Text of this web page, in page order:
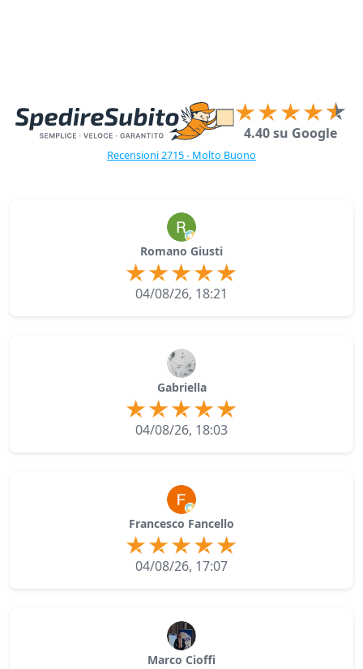
4.40 su Google
Recensioni 2715 - Molto Buono
Romano Giusti
04/08/26, 18:21
Gabriella
04/08/26, 18:03
Francesco Fancello
04/08/26, 17:07
Marco Cioffi